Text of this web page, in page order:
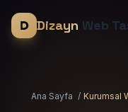
Dizayn Web
Ana Sayfa / Kurumsal